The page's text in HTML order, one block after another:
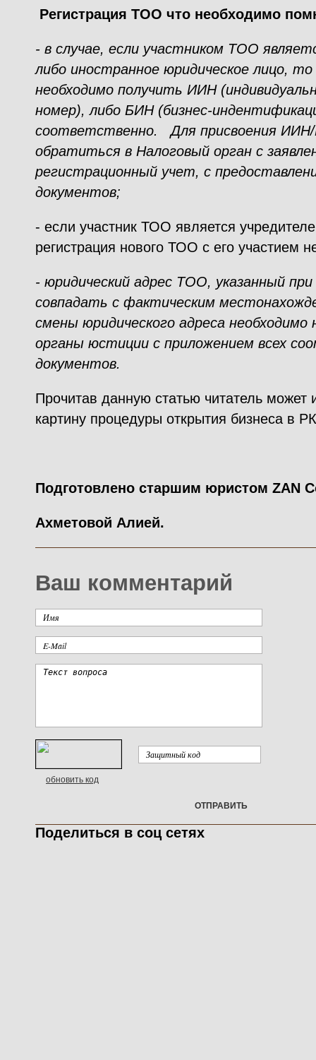
Регистрация ТОО что необходимо
- в случае, если участником ТОО
либо иностранное юридическое лицо,
необходимо получить ИИН
номер), либо БИН (бизнес-
соответственно. Для присвоения
обратиться в Налоговый орган с
регистрационный учет, с
документов;
- если участник ТОО является
регистрация нового ТОО с его участием
- юридический адрес ТОО, указанный
совпадать с фактическим
смены юридического адреса необходимо
органы юстиции с приложением всех
документов.
Прочитав данную статью читатель может
картину процедуры открытия бизнеса в
Подготовлено старшим юристом ZAN
Ахметовой Алией.
Ваш комментарий
обновить код
ОТПРАВИТЬ
Поделиться в соц сетях